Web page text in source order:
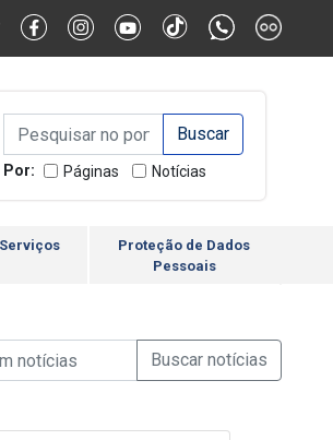
Alternar Tamanho da Fonte
Campo de Busca de
Campo de Busca de informaçõesEnviar a Busca
Por: Páginas Notícias
Proteção de Dados
Pessoais
de Busca de Notícias
Busca de informaçõesEnviar a Busca de